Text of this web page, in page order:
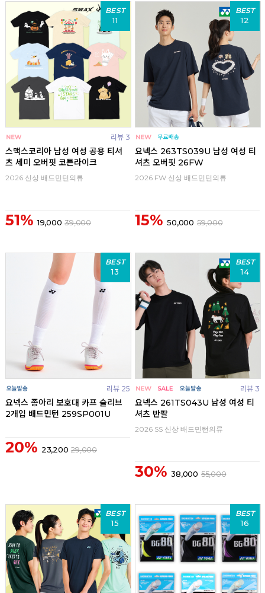
BEST
11
리뷰 3
스맥스코리아 남성 여성 공용 티셔
츠 세미 오버핏 코튼라이크
2026 신상 배드민턴의류
51% 19,000 39,000
BEST
12
요넥스 263TS039U 남성 여성 티
셔츠 오버핏 26FW
2026 FW 신상 배드민턴의류
15% 50,000 59,000
BEST
13
리뷰 25
요넥스 종아리 보호대 카프 슬리브
2개입 배드민턴 259SP001U
20% 23,200 29,000
BEST
14
리뷰 3
요넥스 261TS043U 남성 여성 티
셔츠 반팔
2026 SS 신상 배드민턴의류
30% 38,000 55,000
BEST
15
BEST
16